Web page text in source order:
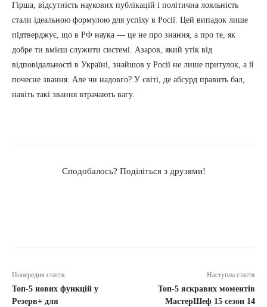
Гірша, відсутність наукових публікацій і політична лояльність
стали ідеальною формулою для успіху в Росії. Цей випадок лише
підтверджує, що в РФ наука — це не про знання, а про те, як
добре ти вмієш служити системі. Азаров, який утік від
відповідальності в Україні, знайшов у Росії не лише притулок, а й
почесне звання. Але чи надовго? У світі, де абсурд править бал,
навіть такі звання втрачають вагу.
Сподобалось? Поділіться з друзями!
Попередня стаття
Топ-5 нових функцій у
Резерв+ для
Наступна стаття
Топ-5 яскравих моментів
МастерШеф 15 сезон 14